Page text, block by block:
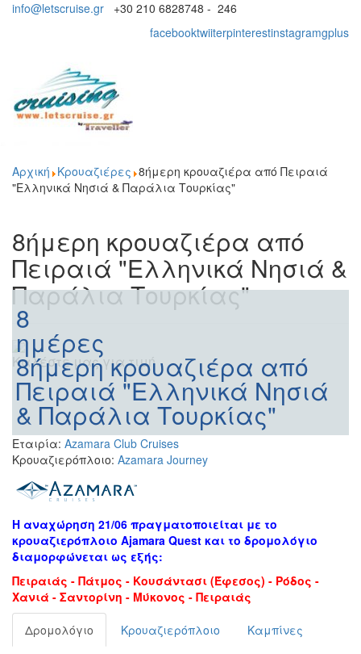
info@letscruise.gr
+30 210 6828748 - 246
facebooktwiiterpinterestinstagramgplus
Αρχική Κρουαζιέρες 8ήμερη κρουαζιέρα από Πειραιά
"Ελληνικά Νησιά & Παράλια Τουρκίας"
8ήμερη κρουαζιέρα από
Πειραιά "Ελληνικά Νησιά &
Παράλια Τουρκίας"
Καλέστε μας για τιμή
8
ημέρες
8ήμερη κρουαζιέρα από
Πειραιά "Ελληνικά Νησιά
& Παράλια Τουρκίας"
Εταιρία: Azamara Club Cruises
Κρουαζιερόπλοιο: Azamara Journey
Η αναχώρηση 21/06 πραγματοποιείται με το
κρουαζιερόπλοιο Ajamara Quest και το δρομολόγιο
διαμορφώνεται ως εξής:
Πειραιάς - Πάτμος - Κουσάντασι (Έφεσος) - Ρόδος -
Χανιά - Σαντορίνη - Μύκονος - Πειραιάς
Δρομολόγιο Κρουαζιερόπλοιο Καμπίνες